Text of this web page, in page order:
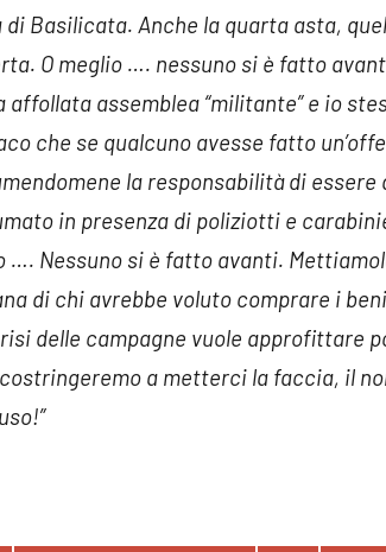
di Basilicata. Anche la quarta asta,
O meglio …. nessuno si è fatto
affollata assemblea “militante” e io
che se qualcuno avesse fatto
la responsabilità di
in presenza di poliziotti e
…. Nessuno si è fatto avanti.
di chi avrebbe voluto comprare i
delle campagne vuole approfittare
a metterci la faccia, il